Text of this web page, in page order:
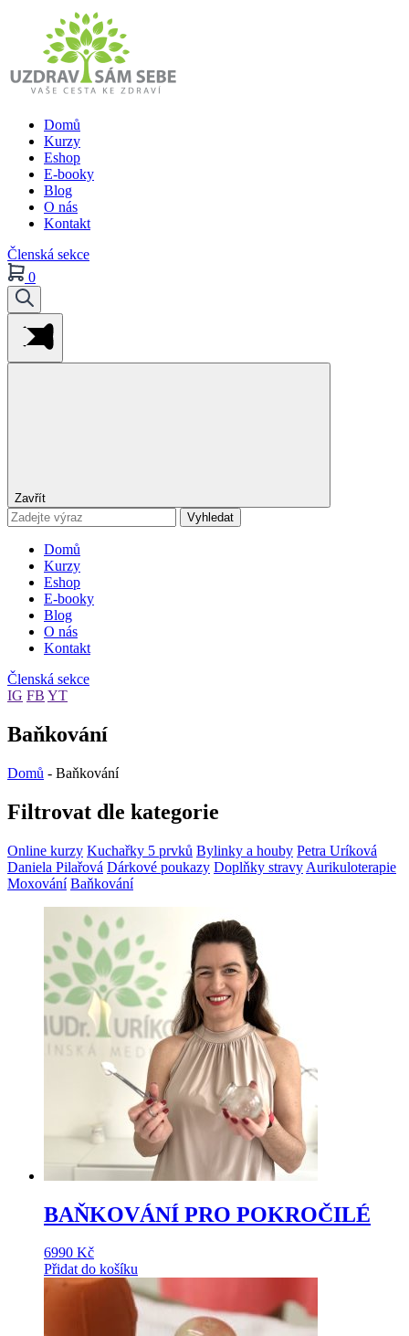
Domů
Kurzy
Eshop
E-booky
Blog
O nás
Kontakt
Členská sekce
0
Zavřít
Vyhledat
Domů
Kurzy
Eshop
E-booky
Blog
O nás
Kontakt
Členská sekce
IG FB YT
Baňkování
Domů - Baňkování
Filtrovat dle kategorie
Online kurzy Kuchařky 5 prvků Bylinky a houby Petra Uríková
Daniela Pilařová Dárkové poukazy Doplňky stravy Aurikuloterapie
Moxování Baňkování
BAŇKOVÁNÍ PRO POKROČILÉ
6990 Kč
Přidat do košíku